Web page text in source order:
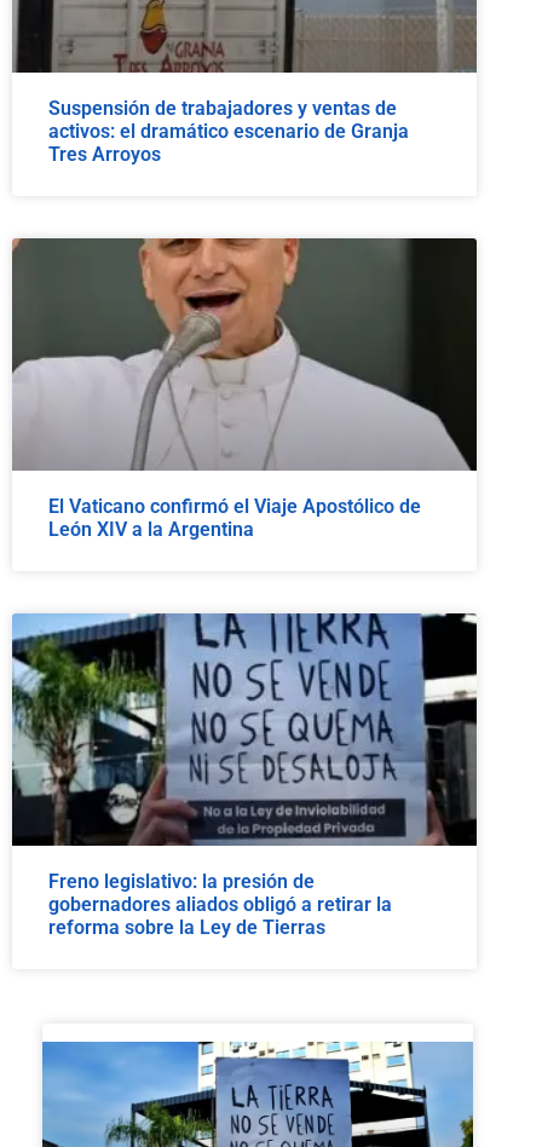
Suspensión de trabajadores y ventas de
activos: el dramático escenario de Granja
Tres Arroyos
El Vaticano confirmó el Viaje Apostólico de
León XIV a la Argentina
Freno legislativo: la presión de
gobernadores aliados obligó a retirar la
reforma sobre la Ley de Tierras